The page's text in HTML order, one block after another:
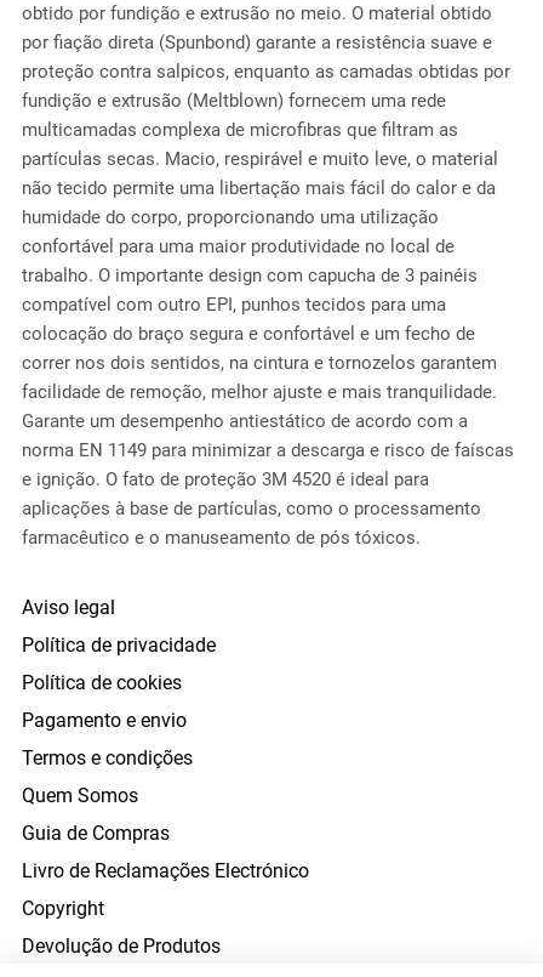
obtido por fundição e extrusão no meio. O material obtido
por fiação direta (Spunbond) garante a resistência suave e
proteção contra salpicos, enquanto as camadas obtidas por
fundição e extrusão (Meltblown) fornecem uma rede
multicamadas complexa de microfibras que filtram as
partículas secas. Macio, respirável e muito leve, o material
não tecido permite uma libertação mais fácil do calor e da
humidade do corpo, proporcionando uma utilização
confortável para uma maior produtividade no local de
trabalho. O importante design com capucha de 3 painéis
compatível com outro EPI, punhos tecidos para uma
colocação do braço segura e confortável e um fecho de
correr nos dois sentidos, na cintura e tornozelos garantem
facilidade de remoção, melhor ajuste e mais tranquilidade.
Garante um desempenho antiestático de acordo com a
norma EN 1149 para minimizar a descarga e risco de faíscas
e ignição. O fato de proteção 3M 4520 é ideal para
aplicações à base de partículas, como o processamento
farmacêutico e o manuseamento de pós tóxicos.
Aviso legal
Política de privacidade
Política de cookies
Pagamento e envio
Termos e condições
Quem Somos
Guia de Compras
Livro de Reclamações Electrónico
Copyright
Devolução de Produtos